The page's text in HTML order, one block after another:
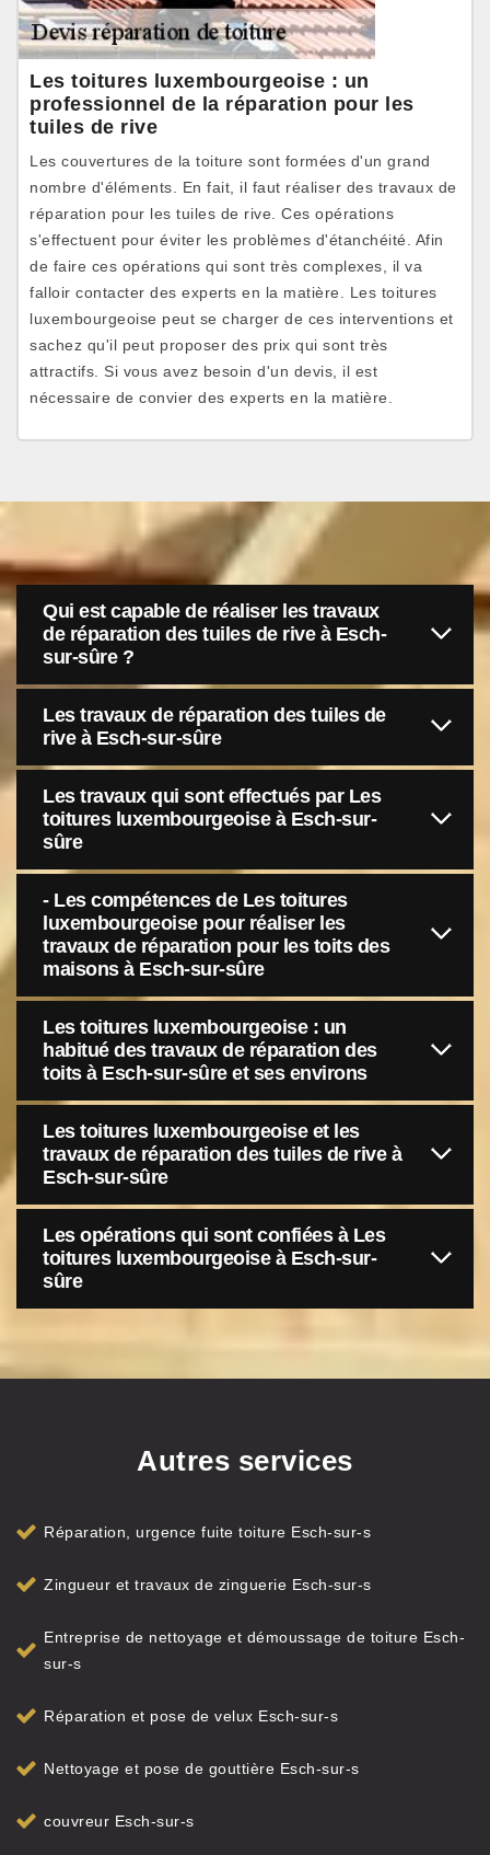
Les toitures luxembourgeoise : un
professionnel de la réparation pour les
tuiles de rive
Les couvertures de la toiture sont formées d'un grand
nombre d'éléments. En fait, il faut réaliser des travaux de
réparation pour les tuiles de rive. Ces opérations
s'effectuent pour éviter les problèmes d'étanchéité. Afin
de faire ces opérations qui sont très complexes, il va
falloir contacter des experts en la matière. Les toitures
luxembourgeoise peut se charger de ces interventions et
sachez qu'il peut proposer des prix qui sont très
attractifs. Si vous avez besoin d'un devis, il est
nécessaire de convier des experts en la matière.
Qui est capable de réaliser les travaux
de réparation des tuiles de rive à Esch-
sur-sûre ?
Les travaux de réparation des tuiles de
rive à Esch-sur-sûre
Les travaux qui sont effectués par Les
toitures luxembourgeoise à Esch-sur-
sûre
- Les compétences de Les toitures
luxembourgeoise pour réaliser les
travaux de réparation pour les toits des
maisons à Esch-sur-sûre
Les toitures luxembourgeoise : un
habitué des travaux de réparation des
toits à Esch-sur-sûre et ses environs
Les toitures luxembourgeoise et les
travaux de réparation des tuiles de rive à
Esch-sur-sûre
Les opérations qui sont confiées à Les
toitures luxembourgeoise à Esch-sur-
sûre
Autres services
Réparation, urgence fuite toiture Esch-sur-s
Zingueur et travaux de zinguerie Esch-sur-s
Entreprise de nettoyage et démoussage de toiture Esch-
sur-s
Réparation et pose de velux Esch-sur-s
Nettoyage et pose de gouttière Esch-sur-s
couvreur Esch-sur-s